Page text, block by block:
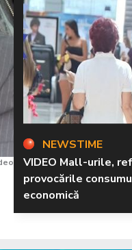
NEWSTIME
VIDEO Mall-urile,
provocările
economică